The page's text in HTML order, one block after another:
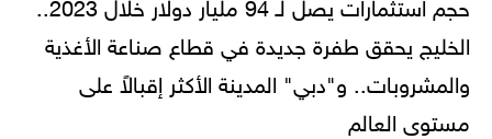
الخليج يحقق طفرة جديدة في قطاع صناعة الأغذية
والمشروبات.. و"دبي" المدينة الأكثر إقبالاً على
مستوى العالم